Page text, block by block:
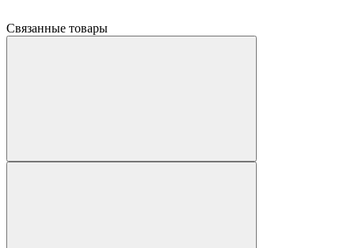
Связанные товары